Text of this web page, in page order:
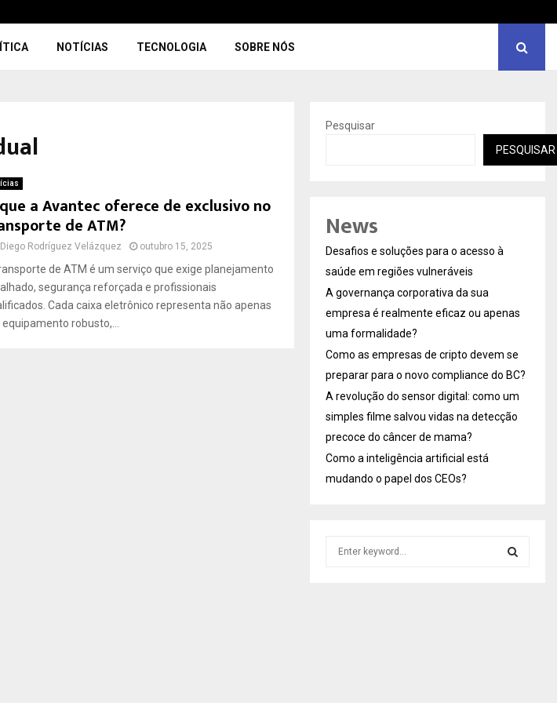
NOTÍCIAS TECNOLOGIA SOBRE NÓS
a Avantec oferece de exclusivo no
de ATM?
Diego Rodríguez Velázquez outubro 15, 2025
de ATM é um serviço que exige planejamento
segurança reforçada e profissionais
Cada caixa eletrônico representa não apenas
robusto,...
Pesquisar
PESQUISAR
News
Desafios e soluções para o acesso à
saúde em regiões vulneráveis
A governança corporativa da sua
empresa é realmente eficaz ou apenas
uma formalidade?
Como as empresas de cripto devem se
preparar para o novo compliance do BC?
A revolução do sensor digital: como um
simples filme salvou vidas na detecção
precoce do câncer de mama?
Como a inteligência artificial está
mudando o papel dos CEOs?